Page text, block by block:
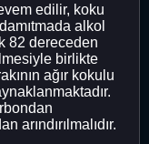
edilir, koku
alkol
82 dereceden
birlikte
ağır kokulu
arındırılmalıdır.